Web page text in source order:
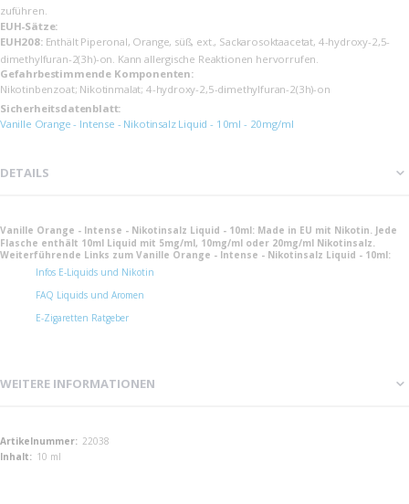
zuführen.
EUH-Sätze:
EUH208:Enthält Piperonal, Orange, süß, ext., Sackarosoktaacetat, 4-hydroxy-2,5-
dimethylfuran-2(3h)-on. Kann allergische Reaktionen hervorrufen.
Gefahrbestimmende Komponenten:
Nikotinbenzoat; Nikotinmalat; 4-hydroxy-2,5-dimethylfuran-2(3h)-on
Sicherheits­datenblatt:
Vanille Orange - Intense - Nikotinsalz Liquid - 10ml - 20mg/ml
DETAILS
Vanille Orange - Intense - Nikotinsalz Liquid - 10ml: Made in EU mit Nikotin. Jede
Flasche enthält 10ml Liquid mit 5mg/ml, 10mg/ml oder 20mg/ml Nikotinsalz.
Weiterführende Links zum Vanille Orange - Intense - Nikotinsalz Liquid - 10ml:
Infos E-Liquids und Nikotin
FAQ Liquids und Aromen
E-Zigaretten Ratgeber
WEITERE INFORMATIONEN
Weitere
Informationen
22038
10 ml